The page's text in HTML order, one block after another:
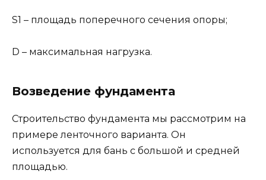
S1 – площадь поперечного сечения опоры;
D – максимальная нагрузка.
Возведение фундамента
Строительство фундамента мы рассмотрим на
примере ленточного варианта. Он
используется для бань с большой и средней
площадью.